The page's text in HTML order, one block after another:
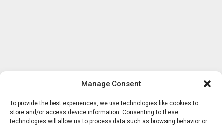
Manage Consent
To provide the best experiences, we use technologies like cookies to
store and/or access device information. Consenting to these
technologies will allow us to process data such as browsing behavior or